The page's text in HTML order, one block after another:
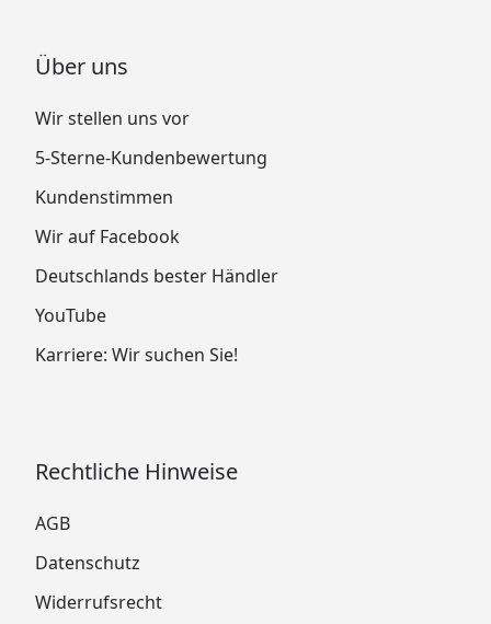
Über uns
Wir stellen uns vor
5-Sterne-Kundenbewertung
Kundenstimmen
Wir auf Facebook
Deutschlands bester Händler
YouTube
Karriere: Wir suchen Sie!
Rechtliche Hinweise
AGB
Datenschutz
Widerrufsrecht